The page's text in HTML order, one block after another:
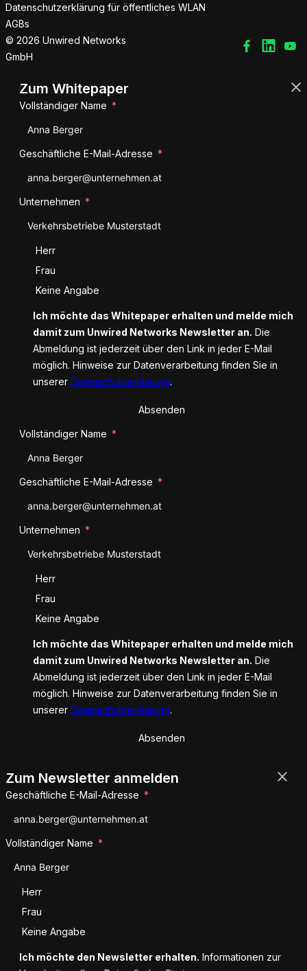
Datenschutzerklärung für öffentliches WLAN
AGBs
© 2026 Unwired Networks
GmbH
Zum Whitepaper
Vollständiger Name
Geschäftliche E-Mail-Adresse
Unternehmen
Anrede
Herr
Frau
Keine Angabe
Ich möchte das Whitepaper erhalten und melde mich
damit zum Unwired Networks Newsletter an. Die
Abmeldung ist jederzeit über den Link in jeder E-Mail
möglich. Hinweise zur Datenverarbeitung finden Sie in
unserer Datenschutzerklärung.
Absenden
Vollständiger Name
Geschäftliche E-Mail-Adresse
Unternehmen
Anrede
Herr
Frau
Keine Angabe
Ich möchte das Whitepaper erhalten und melde mich
damit zum Unwired Networks Newsletter an. Die
Abmeldung ist jederzeit über den Link in jeder E-Mail
möglich. Hinweise zur Datenverarbeitung finden Sie in
unserer Datenschutzerklärung.
Absenden
Zum Newsletter anmelden
Geschäftliche E-Mail-Adresse
Vollständiger Name
Anrede
Herr
Frau
Keine Angabe
Ich möchte den Newsletter erhalten. Informationen zur